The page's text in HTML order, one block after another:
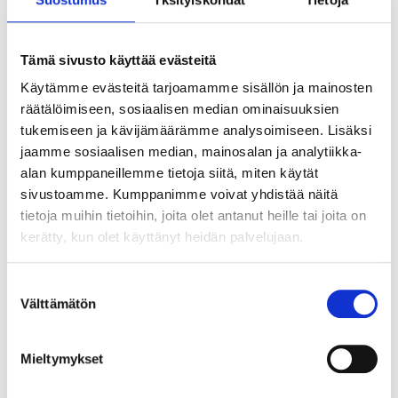
Tämä sivusto käyttää evästeitä
Käytämme evästeitä tarjoamamme sisällön ja mainosten
räätälöimiseen, sosiaalisen median ominaisuuksien
tukemiseen ja kävijämäärämme analysoimiseen. Lisäksi
jaamme sosiaalisen median, mainosalan ja analytiikka-
alan kumppaneillemme tietoja siitä, miten käytät
sivustoamme. Kumppanimme voivat yhdistää näitä
tietoja muihin tietoihin, joita olet antanut heille tai joita on
kerätty, kun olet käyttänyt heidän palvelujaan.
valinta
Välttämätön
Mieltymykset
KTV: kanavapaikka 160.
KTV Premium: Bonuskanavan kanavapaikka on aina
62.
IPTV: Bonuskanavan kanavapaikka on aina 62.
Bonuskanava vaihtuu kuukausittain ja näkyy IPTV-
palvelun asiakkaillemme sekä Karjaan Puhelimen
kaapeli-tv-verkossa asiakkaille, joilla ontv-kortti
19.11.2024 Uutiset
antennitelevisiossa 19.
meidän asiakkaillemme